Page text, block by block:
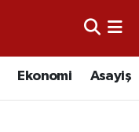
Ekonomi Asayiş